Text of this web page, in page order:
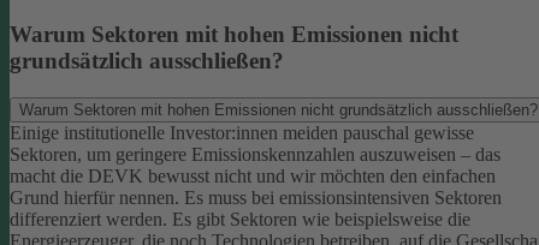
Warum Sektoren mit hohen Emissionen nicht
grundsätzlich ausschließen?
Warum Sektoren mit hohen Emissionen nicht grundsätzlich ausschließen?
Einige institutionelle Investor:innen meiden pauschal gewisse
Sektoren, um geringere Emissionskennzahlen auszuweisen – das
macht die DEVK bewusst nicht und wir möchten den einfachen
Grund hierfür nennen. Es muss bei emissionsintensiven Sektoren
differenziert werden. Es gibt Sektoren wie beispielsweise die
Energieerzeuger, die noch Technologien betreiben, auf die